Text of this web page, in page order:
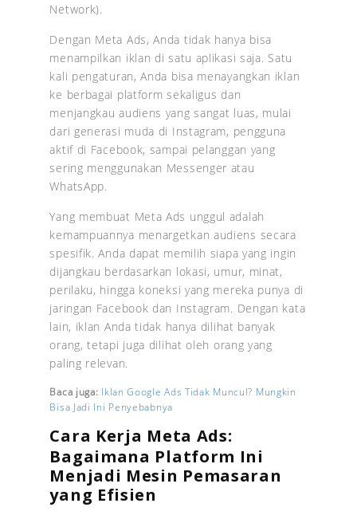
Network).
Dengan Meta Ads, Anda tidak hanya bisa
menampilkan iklan di satu aplikasi saja. Satu
kali pengaturan, Anda bisa menayangkan iklan
ke berbagai platform sekaligus dan
menjangkau audiens yang sangat luas, mulai
dari generasi muda di Instagram, pengguna
aktif di Facebook, sampai pelanggan yang
sering menggunakan Messenger atau
WhatsApp.
Yang membuat Meta Ads unggul adalah
kemampuannya menargetkan audiens secara
spesifik. Anda dapat memilih siapa yang ingin
dijangkau berdasarkan lokasi, umur, minat,
perilaku, hingga koneksi yang mereka punya di
jaringan Facebook dan Instagram. Dengan kata
lain, iklan Anda tidak hanya dilihat banyak
orang, tetapi juga dilihat oleh orang yang
paling relevan.
Baca juga: Iklan Google Ads Tidak Muncul? Mungkin
Bisa Jadi Ini Penyebabnya
Cara Kerja Meta Ads:
Bagaimana Platform Ini
Menjadi Mesin Pemasaran
yang Efisien